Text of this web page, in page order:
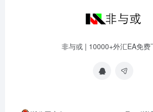
非与或 | 10000+外汇EA免费